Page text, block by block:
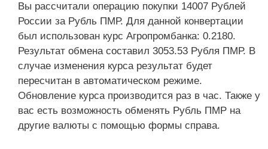
Вы рассчитали операцию покупки 14007 Рублей
России за Рубль ПМР. Для данной конвертации
был использован курс Агропромбанка: 0.2180.
Результат обмена составил 3053.53 Рубля ПМР. В
случае изменения курса результат будет
пересчитан в автоматическом режиме.
Обновление курса производится раз в час. Также у
вас есть возможность обменять Рубль ПМР на
другие валюты с помощью формы справа.